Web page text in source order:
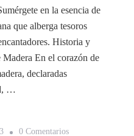
en la esencia de
que alberga tesoros
Historia y
En el corazón de
declaradas
…
0 ComentariosEn